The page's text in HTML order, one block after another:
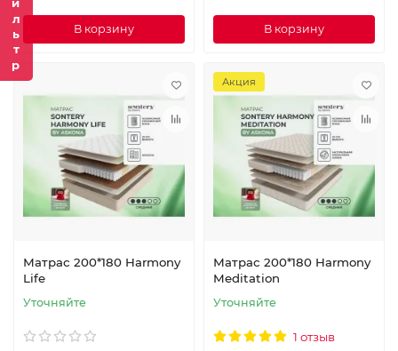
Фильтр В корзину В корзину
Матрас 200*180 Harmony
Life
Уточняйте
Акция
Матрас 200*180 Harmony
Meditation
Уточняйте
1 отзыв